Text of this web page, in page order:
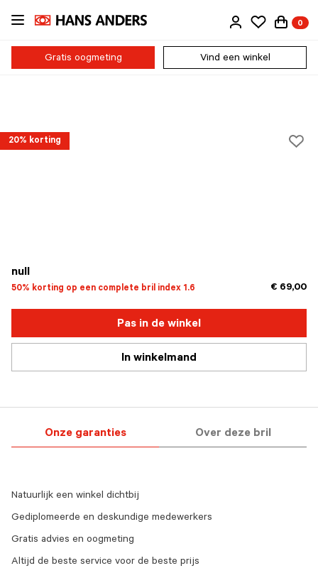
Ga
naar
inhoud
0
Gratis oogmeting Vind een winkel
20% korting
null
50% korting op een complete bril index 1.6 € 69,00
Pas in de winkel
In winkelmand
Onze garanties Over deze bril
Natuurlijk een winkel dichtbij
Gediplomeerde en deskundige medewerkers
Gratis advies en oogmeting
Altijd de beste service voor de beste prijs